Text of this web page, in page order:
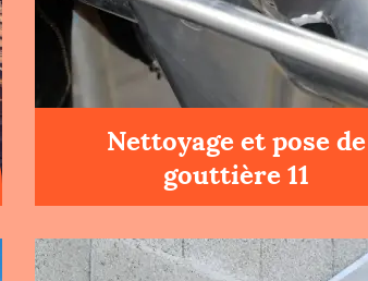
Nettoyage et pose de
gouttière 11